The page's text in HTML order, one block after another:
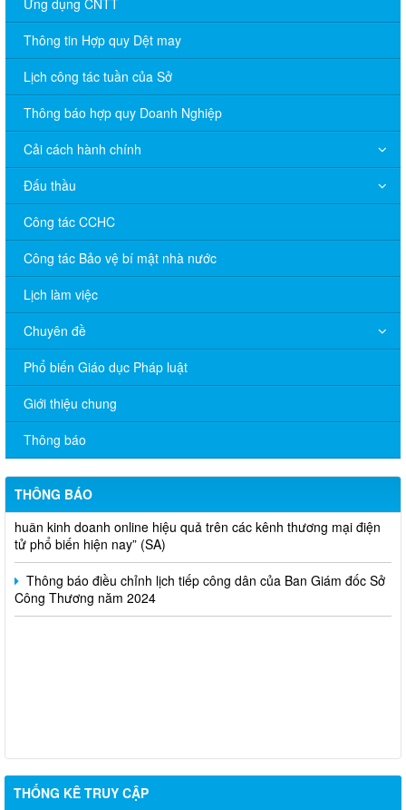
Thông tin Hợp quy Dệt may
Lịch công tác tuần của Sở
Thông báo hợp quy Doanh Nghiệp
Cải cách hành chính
Đấu thầu
Công tác CCHC
Công tác Bảo vệ bí mật nhà nước
Lịch làm việc
Chuyên đề
Phổ biến Giáo dục Pháp luật
Giới thiệu chung
Thông báo
THÔNG BÁO
V/v đề nghị báo cáo hệ thống phân phối, nhãn hiệu hàng hóa
và hoạt động mua bán khí trên địa bàn tỉnh năm 2025 (nhắc lần
2).
Thông báo bán thanh lý tài sản công theo hình thức chỉ định
Thông báo lựa chọn nhà thầu thực hiện gói thầu: “tổ chức tập
huấn kinh doanh online hiệu quả trên các kênh thương mại điện
tử phổ biến hiện nay” (SA)
Thông báo điều chỉnh lịch tiếp công dân của Ban Giám đốc Sở
Công Thương năm 2024
THỐNG KÊ TRUY CẬP